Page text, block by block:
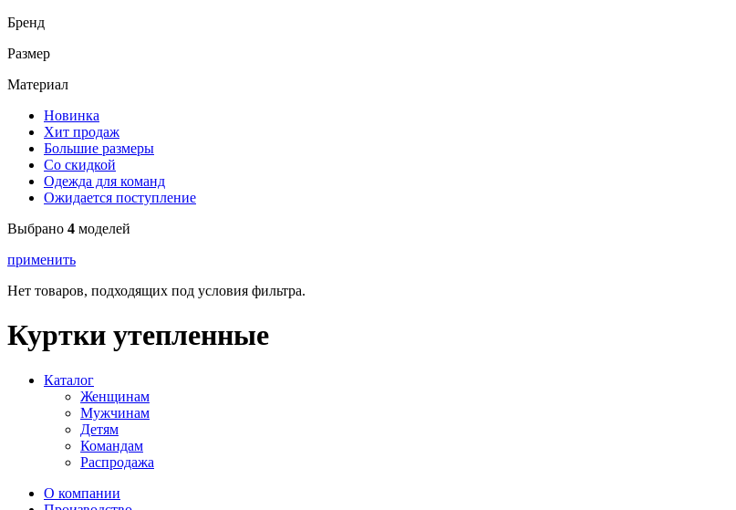
Бренд
Размер
Материал
Новинка
Хит продаж
Большие размеры
Со скидкой
Одежда для команд
Ожидается поступление
Выбрано 4 моделей
применить
Нет товаров, подходящих под условия фильтра.
Куртки утепленные
Каталог
Женщинам
Мужчинам
Детям
Командам
Распродажа
О компании